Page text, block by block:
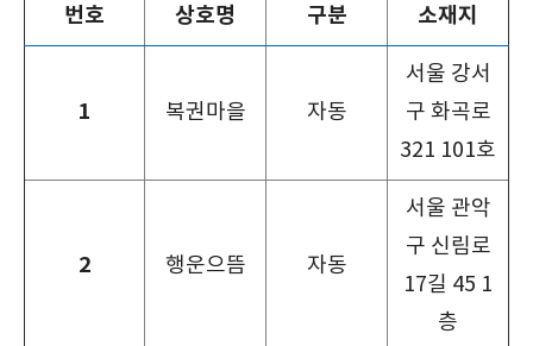
번호 상호명 구분 소재지
1 복권마을 자동
서울 강서
구 화곡로
321 101호
2 행운으뜸 자동
서울 관악
구 신림로
17길 45 1
층